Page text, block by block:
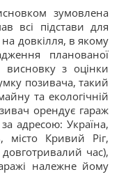
зумовлена
всі підстави для
довкілля, в якому
планованої
висновку з оцінки
позивача, такий
та екологічній
орендує гараж
адресою: Україна,
місто Кривий Ріг,
час),
належне йому